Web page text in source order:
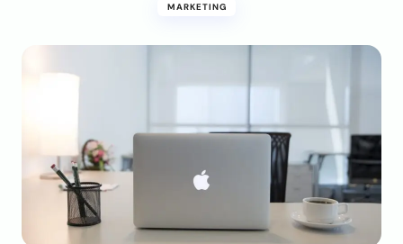
MARKETING